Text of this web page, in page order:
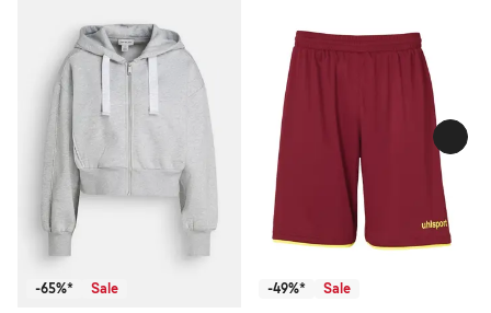
-65%* Sale -49%* Sale